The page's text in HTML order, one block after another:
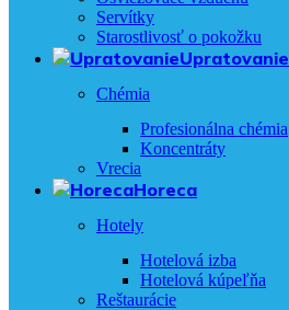
Servítky
Starostlivosť o pokožku
Upratovanie
Chémia
Profesionálna chémia
Koncentráty
Vrecia
Horeca
Hotely
Hotelová izba
Hotelová kúpeľňa
Reštaurácie